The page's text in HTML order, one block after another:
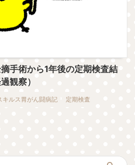
手術から1年後の定期検査結
観察）
キルス胃がん闘病記 定期検査